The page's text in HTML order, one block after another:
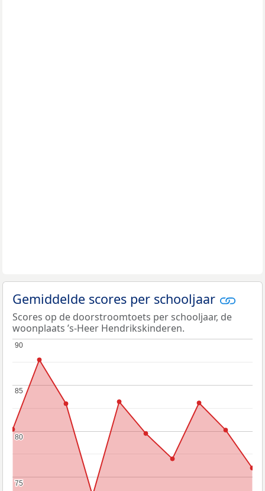
Gemiddelde scores per schooljaar
Scores op de doorstroomtoets per schooljaar, de
woonplaats ’s-Heer Hendrikskinderen.
75
75
80
80
85
85
90
90